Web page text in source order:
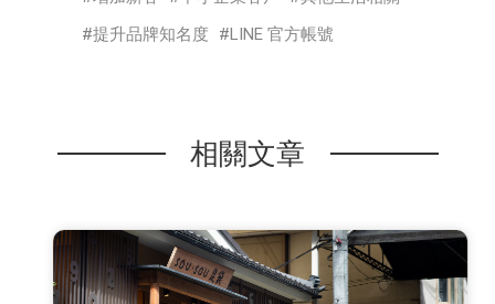
提升品牌知名度
LINE 官方帳號
相關文章